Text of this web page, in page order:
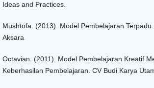
Ideas and Practices.
Mushtofa. (2013). Model Pembelajaran
Aksara
Octavian. (2011). Model Pembelajaran Kreatif
Keberhasilan Pembelajaran. CV Budi Karya